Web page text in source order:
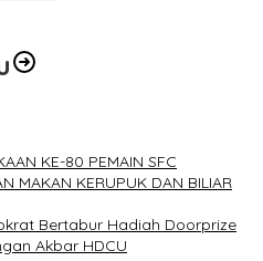
KE-80 PEMAIN SFC
MAKAN KERUPUK DAN BILIAR
Bertabur Hadiah Doorprize
Akbar HDCU